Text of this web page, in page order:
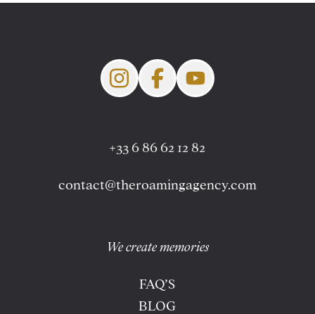
+33 6 86 62 12 82
contact@theroamingagency.com
We create memories
FAQ’S
BLOG